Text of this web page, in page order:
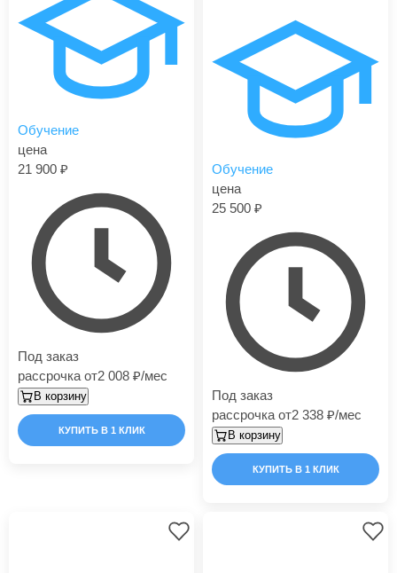
Обучение
цена
21 900
Под заказ
рассрочка от2 008 /мес
В корзину
КУПИТЬ В 1 КЛИК
Обучение
цена
25 500
Под заказ
рассрочка от2 338 /мес
В корзину
КУПИТЬ В 1 КЛИК